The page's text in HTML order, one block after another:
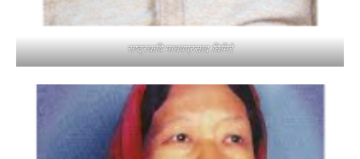
राष्ट्रकवि माधवप्रसाद घिमिरे